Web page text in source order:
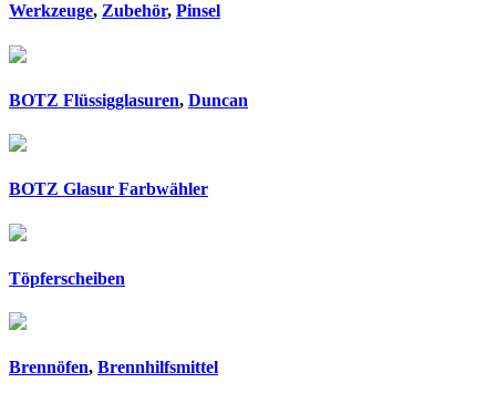
Werkzeuge, Zubehör, Pinsel
BOTZ Flüssigglasuren, Duncan
BOTZ Glasur Farbwähler
Töpferscheiben
Brennöfen, Brennhilfsmittel